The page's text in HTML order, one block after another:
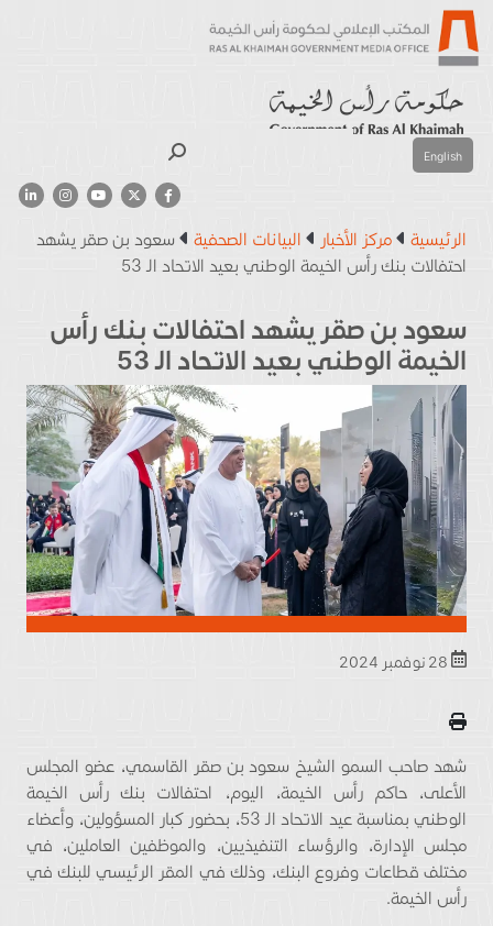
English
الرئيسية مركز الأخبار البيانات الصحفية
سعود بن صقر يشهد
احتفالات بنك رأس الخيمة الوطني بعيد الاتحاد الـ 53
سعود بن صقر يشهد احتفالات بنك رأس
الخيمة الوطني بعيد الاتحاد الـ 53
شهد صاحب السمو الشيخ سعود بن صقر القاسمي، عضو المجلس
الأعلى، حاكم رأس الخيمة، اليوم، احتفالات بنك رأس الخيمة
الوطني بمناسبة عيد الاتحاد الـ 53، بحضور كبار المسؤولين، وأعضاء
مجلس الإدارة، والرؤساء التنفيذيين، والموظفين العاملين، في
مختلف قطاعات وفروع البنك، وذلك في المقر الرئيسي للبنك في
رأس الخيمة.